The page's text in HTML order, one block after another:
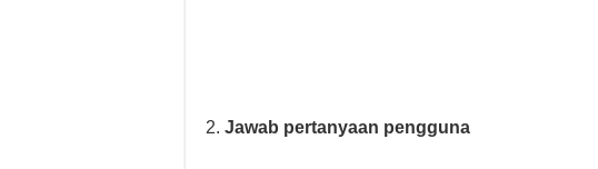
Jawab pertanyaan pengguna